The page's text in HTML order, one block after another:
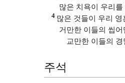
많은 치욕이 우리
4 많은 것들이 우리 영
거만한 이들의 씹
교만한 이들의 경
주석